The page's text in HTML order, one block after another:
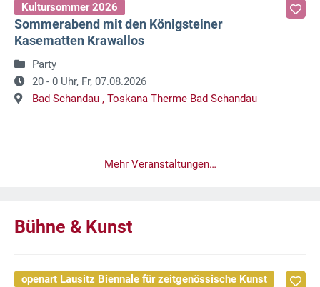
Kultursommer 2026
Sommerabend mit den Königsteiner
Kasematten Krawallos
Party
20 - 0 Uhr, Fr, 07.08.2026
Bad Schandau , Toskana Therme Bad Schandau
Mehr Veranstaltungen…
Bühne & Kunst
openart Lausitz Biennale für zeitgenössische Kunst